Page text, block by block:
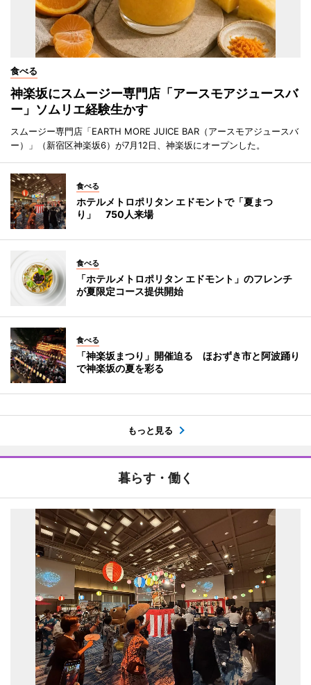
食べる
神楽坂にスムージー専門店「アースモアジュースバ
ー」ソムリエ経験生かす
スムージー専門店「EARTH MORE JUICE BAR（アースモアジュースバ
ー）」（新宿区神楽坂6）が7月12日、神楽坂にオープンした。
食べる
ホテルメトロポリタン エドモントで「夏まつ
り」 750人来場
食べる
「ホテルメトロポリタン エドモント」のフレンチ
が夏限定コース提供開始
食べる
「神楽坂まつり」開催迫る ほおずき市と阿波踊り
で神楽坂の夏を彩る
もっと見る
暮らす・働く